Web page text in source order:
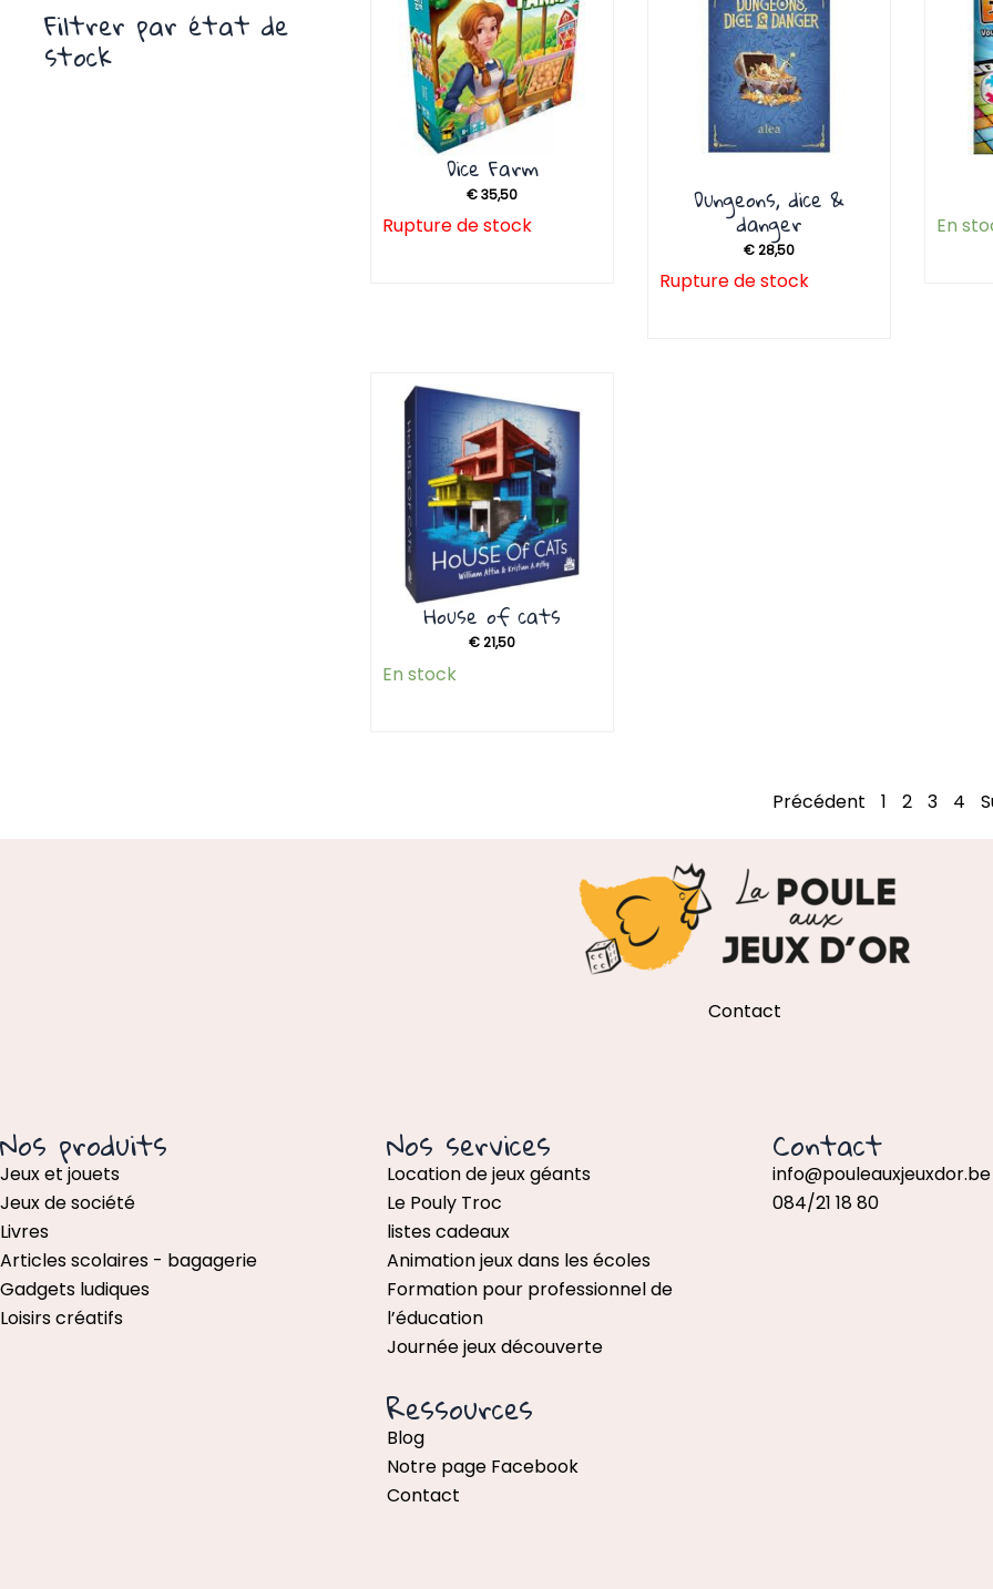
Filtrer par état de
stock
Dice Farm
€35,50
Rupture de stock
Dungeons, dice &
danger
€28,50
Rupture de stock
En
House of cats
€21,50
En stock
Précédent 1 2 3 4
Contact
Nos produits
Jeux et jouets
Jeux de société
Livres
Articles scolaires - bagagerie
Gadgets ludiques
Loisirs créatifs
Nos services
Location de jeux géants
Le Pouly Troc
listes cadeaux
Animation jeux dans les écoles
Formation pour professionnel de
l’éducation
Journée jeux découverte
Ressources
Blog
Notre page Facebook
Contact
Contact
info@pouleauxjeuxdor.be
084/21 18 80